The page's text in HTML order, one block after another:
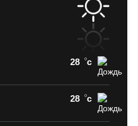
28 c
28 c